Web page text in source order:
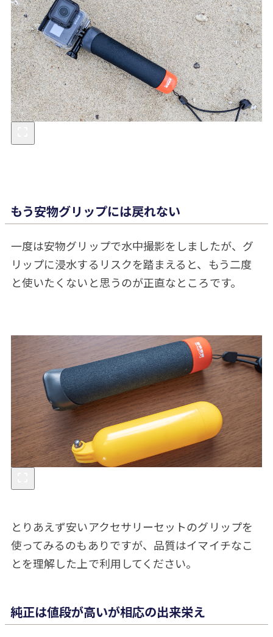
もう安物グリップには戻れない
一度は安物グリップで水中撮影をしましたが、グ
リップに浸水するリスクを踏まえると、もう二度
と使いたくないと思うのが正直なところです。
とりあえず安いアクセサリーセットのグリップを
使ってみるのもありですが、品質はイマイチなこ
とを理解した上で利用してください。
純正は値段が高いが相応の出来栄え